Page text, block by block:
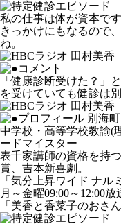
私の仕事は体が資本で
きっかけにもなるので
ね。
「健康診断受けた？」
を受けていても健診は
別海
中学校・高等学校教諭(
ードマイスター
表千家講師の資格を持
賞、吉本新喜劇。
「気分上昇ワイド ナル
月～金曜09:00～12:00放
「美香と香菜子のおさ